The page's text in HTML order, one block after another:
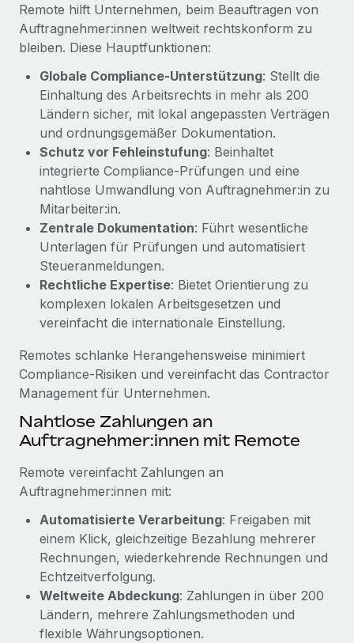
Schnelle, rechtssichere Gründung von
Niederlassungen
Mobilität und Relocation
Mühelose Relocation von Mitarbeiter:innen
Benefits
Mühelose Verwaltung von Benefits
Reverse Tech und Remote für Contractor
Management und Payroll
Reverse Tech auf einen Blick Das Gesundheits- und
Wellness-Startup Reverse Tech hat das globale...
Mehr erfahren
Steuern
Den Blog erkunden
BLOG
Neues zu Remote-Produkten: Integration mit
Gusto und Zero und Contractor Management
Plus
Auch im neuen Jahr wollen wir bei Remote Unternehmen
aller Größen dabei unterstützen, die beste...
Mehr erfahren
Wie Phiture 55 Mitarbeiter:innen in 19 Ländern
mit Remote verwaltet
Wachstumsberatung für mobile Apps. Das...
Mehr erfahren
Remote hilft Unternehmen, beim Beauftragen von
Auftragnehmer:innen weltweit rechtskonform zu
bleiben. Diese Hauptfunktionen:
Globale Compliance-Unterstützung: Stellt die
Einhaltung des Arbeitsrechts in mehr als 200
Ländern sicher, mit lokal angepassten Verträgen
und ordnungsgemäßer Dokumentation.
Schutz vor Fehleinstufung: Beinhaltet
integrierte Compliance‑Prüfungen und eine
nahtlose Umwandlung von Auftragnehmer:in zu
Mitarbeiter:in.
Zentrale Dokumentation: Führt wesentliche
Unterlagen für Prüfungen und automatisiert
Steueranmeldungen.
Rechtliche Expertise: Bietet Orientierung zu
komplexen lokalen Arbeitsgesetzen und
vereinfacht die internationale Einstellung.
Remotes schlanke Herangehensweise minimiert
Compliance‑Risiken und vereinfacht das Contractor
Management für Unternehmen.
Nahtlose Zahlungen an
Auftragnehmer:innen mit Remote
Remote vereinfacht Zahlungen an
Auftragnehmer:innen mit:
Automatisierte Verarbeitung: Freigaben mit
einem Klick, gleichzeitige Bezahlung mehrerer
Rechnungen, wiederkehrende Rechnungen und
Echtzeitverfolgung.
Weltweite Abdeckung: Zahlungen in über 200
Ländern, mehrere Zahlungsmethoden und
flexible Währungsoptionen.